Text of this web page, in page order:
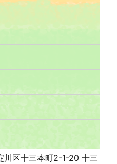
区十三本町2-1-20 十三